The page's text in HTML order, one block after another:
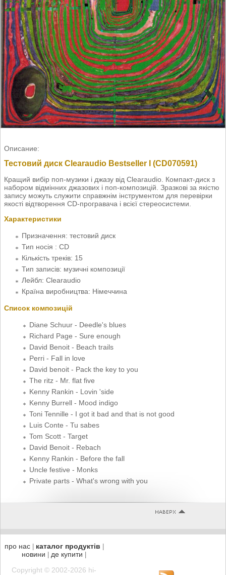
Описание:
Тестовий диск Clearaudio Bestseller I (CD070591)
Кращий вибір поп-музики і джазу від Clearaudio. Компакт-диск з
набором відмінних джазових і поп-композицій. Зразкові за якістю
запису можуть служити справжнім інструментом для перевірки
якості відтворення CD-програвача і всієї стереосистеми.
Характеристики
Призначення: тестовий диск
Тип носія : CD
Кількість треків: 15
Тип записів: музичні композиції
Лейбл: Clearaudio
Країна виробництва: Німеччина
Список композицій
Diane Schuur - Deedle's blues
Richard Page - Sure enough
David Benoit - Beach trails
Perri - Fall in love
David benoit - Pack the key to you
The ritz - Mr. flat five
Kenny Rankin - Lovin 'side
Kenny Burrell - Mood indigo
Toni Tennille - I got it bad and that is not good
Luis Conte - Tu sabes
Tom Scott - Target
David Benoit - Rebach
Kenny Rankin - Before the fall
Uncle festive - Monks
Private parts - What's wrong with you
про нас| каталог продуктів
новини де купити
Copyright © 2002-2026 hi-